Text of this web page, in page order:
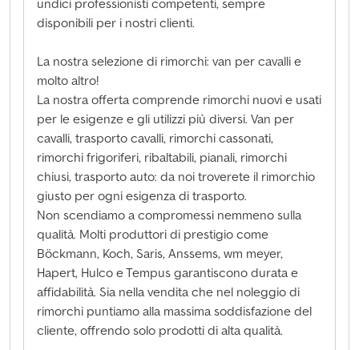
undici professionisti competenti, sempre
disponibili per i nostri clienti.
La nostra selezione di rimorchi: van per cavalli e
molto altro!
La nostra offerta comprende rimorchi nuovi e usati
per le esigenze e gli utilizzi più diversi. Van per
cavalli, trasporto cavalli, rimorchi cassonati,
rimorchi frigoriferi, ribaltabili, pianali, rimorchi
chiusi, trasporto auto: da noi troverete il rimorchio
giusto per ogni esigenza di trasporto.
Non scendiamo a compromessi nemmeno sulla
qualità. Molti produttori di prestigio come
Böckmann, Koch, Saris, Anssems, wm meyer,
Hapert, Hulco e Tempus garantiscono durata e
affidabilità. Sia nella vendita che nel noleggio di
rimorchi puntiamo alla massima soddisfazione del
cliente, offrendo solo prodotti di alta qualità.